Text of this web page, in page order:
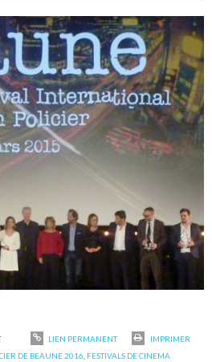
LIEN PERMANENT
IMPRIMER
DE BEAUNE 2016 FESTIVALS DE CINEMA